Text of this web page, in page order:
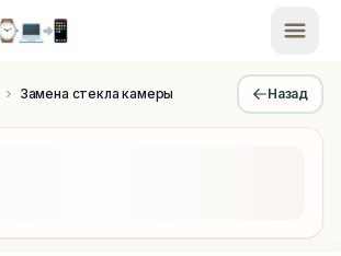
& Engineering Authority in Saint
💻📲
Замена стекла камеры Назад